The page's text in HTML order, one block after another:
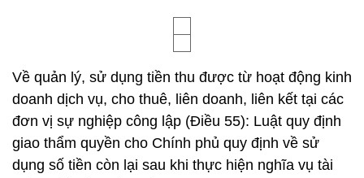
Về quản lý, sử dụng tiền thu được từ hoạt động kinh
doanh dịch vụ, cho thuê, liên doanh, liên kết tại các
đơn vị sự nghiệp công lập (Điều 55): Luật quy định
giao thẩm quyền cho Chính phủ quy định về sử
dụng số tiền còn lại sau khi thực hiện nghĩa vụ tài